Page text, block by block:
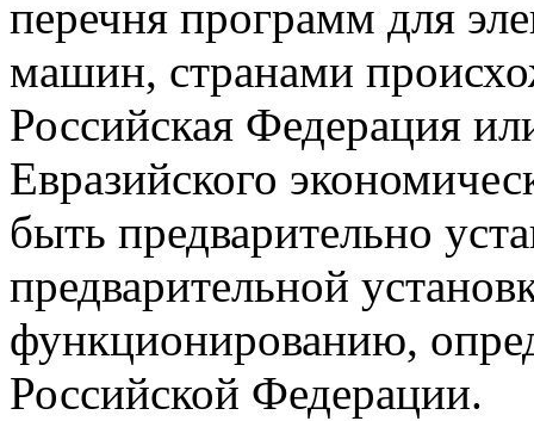
перечня программ для
машин, странами
Российская Федерация
Евразийского
быть предварительно
предварительной
функционированию,
Российской Федерации.